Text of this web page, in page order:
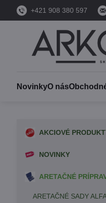
+421 908 380 597
NovinkyO nás
AKCIOVÉ
NOVINKY
ARETAČNÉ
ARETAČNÉ SADY